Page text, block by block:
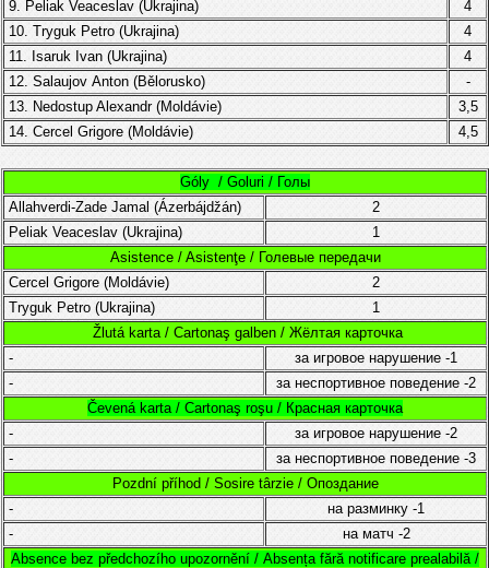
9. Peliak Veaceslav (Ukrajina)
4
10. Tryguk Petro (Ukrajina)
4
11. Isaruk Ivan (Ukrajina)
4
12. Salaujov Anton (Bělorusko)
-
13. Nedostup Alexandr (Moldávie)
3,5
14. Cercel Grigore (Moldávie) 4,5
Góly / Goluri / Голы
Allahverdi-Zade Jamal (Ázerbájdžán)
2
Peliak Veaceslav (Ukrajina)
1
Asistence / Asistenţe / Голевые передачи
Cercel Grigore (Moldávie)
2
Tryguk Petro (Ukrajina)
1
Žlutá karta / Cartonaş galben / Жёлтая карточка
-
за игровое нарушение -1
-
за неспортивное поведение -2
Čevená karta / Cartonaş roşu / Красная карточка
-
за игровое нарушение -2
-
за неспортивное поведение -3
Pozdní příhod / Sosire târzie / Опоздание
-
на разминку -1
-
на матч -2
Absence bez předchozího upozornění / Absența fără notificare prealabilă /